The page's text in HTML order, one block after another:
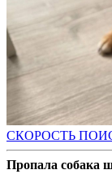
СКОРОСТЬ
Пропала собака